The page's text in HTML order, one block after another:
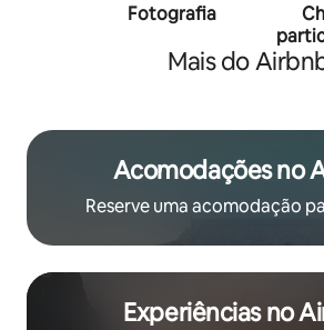
Fotografia
Mais do
Acomodações no
Reserve uma acomodação
Experiências no